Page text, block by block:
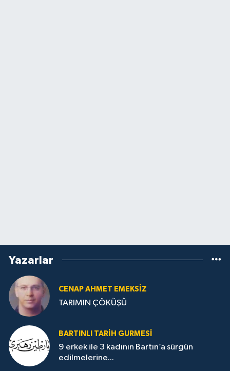
Yazarlar
CENAP AHMET EMEKSİZ
TARIMIN ÇÖKÜŞÜ
BARTINLI TARIH GURMESI
9 erkek ile 3 kadının Bartın’a sürgün
edilmelerine...